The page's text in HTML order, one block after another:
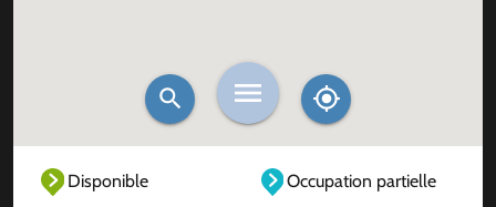
Disponible
Occupation partielle